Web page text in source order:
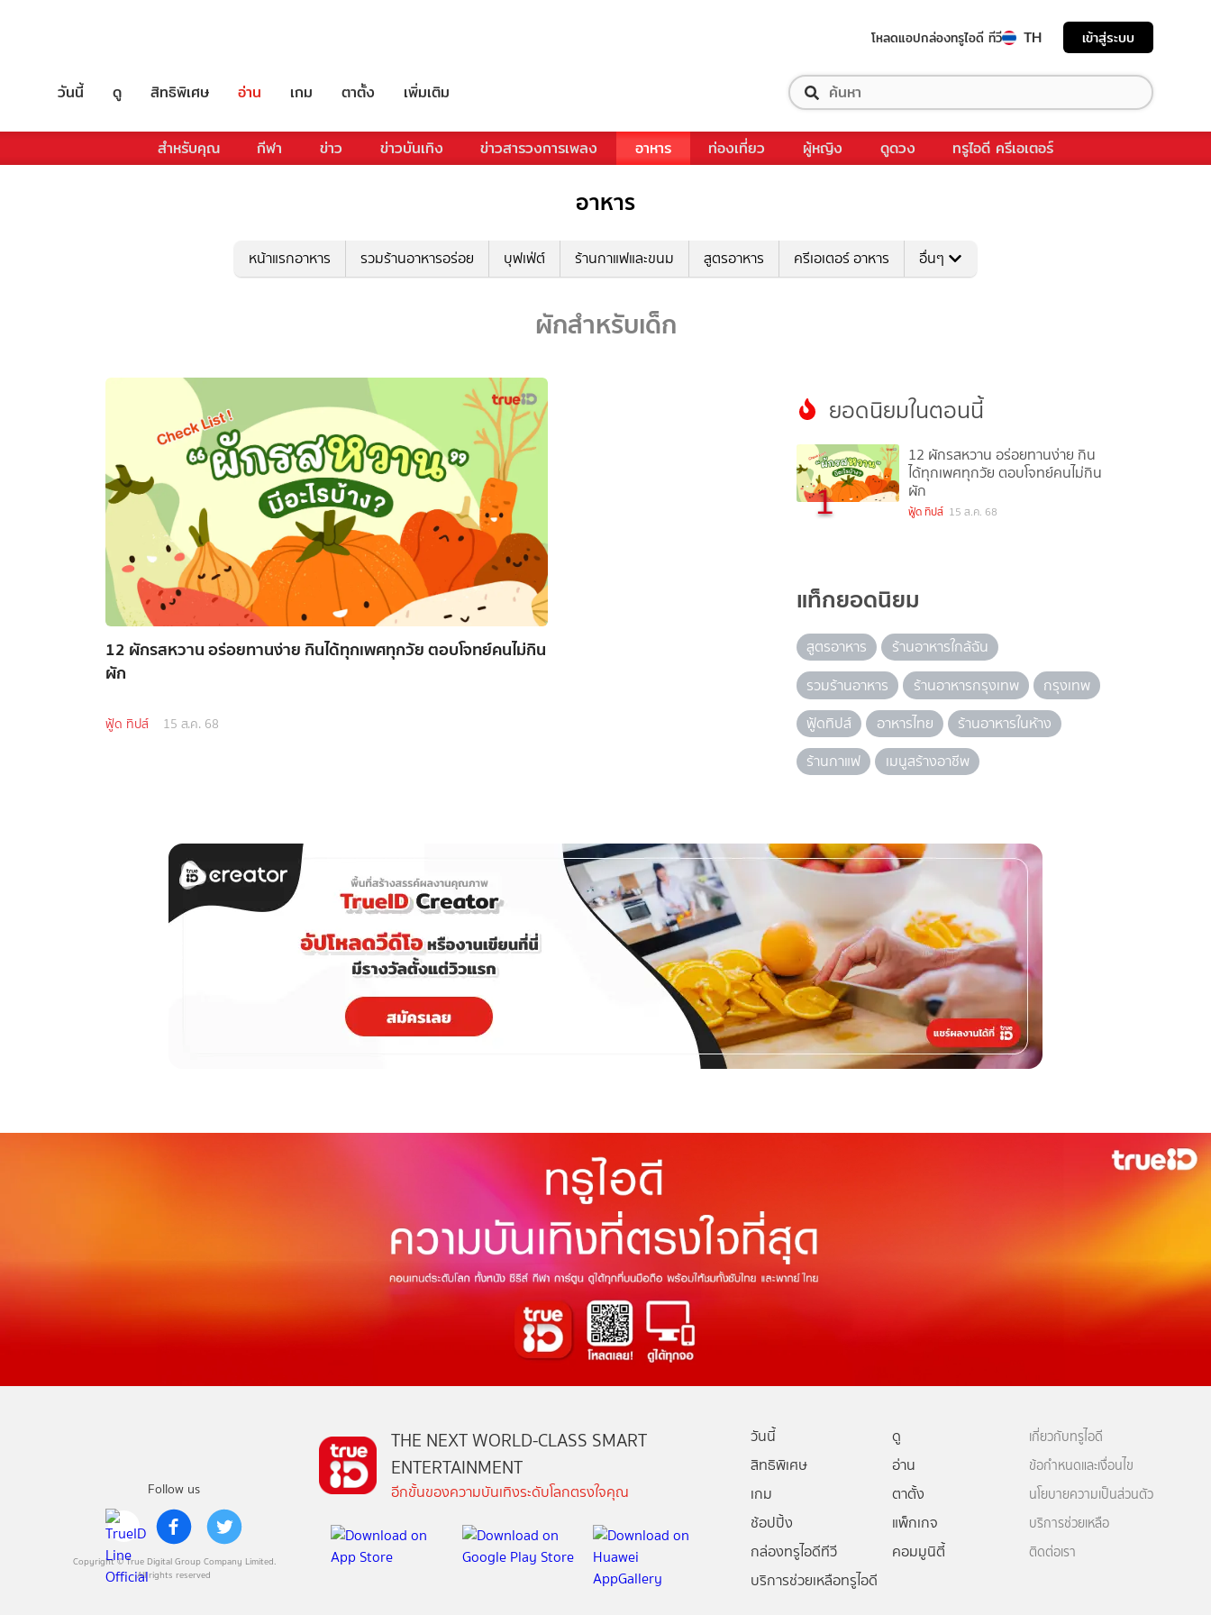
โหลดแอปกล่องทรูไอดี ทีวี TH เข้าสู่ระบบ
วันนี้ ดู สิทธิพิเศษ อ่าน เกม ตาตั้ง เพิ่มเติม
สำหรับคุณ กีฬา ข่าว ข่าวบันเทิง ข่าวสารวงการเพลง อาหาร ท่องเที่ยว ผู้หญิง ดูดวง ทรูไอดี ครีเอเตอร์
อาหาร
หน้าแรกอาหาร รวมร้านอาหารอร่อย บุฟเฟ่ต์ ร้านกาแฟและขนม สูตรอาหาร ครีเอเตอร์ อาหาร อื่นๆ
ผักสำหรับเด็ก
12 ผักรสหวาน อร่อยทานง่าย กินได้ทุกเพศทุกวัย ตอบโจทย์คนไม่กิน
ผัก
ฟู้ด ทิปส์ 15 ส.ค. 68
ยอดนิยมในตอนนี้
1
12 ผักรสหวาน อร่อยทานง่าย กิน
ได้ทุกเพศทุกวัย ตอบโจทย์คนไม่กิน
ผัก
ฟู้ด ทิปส์ 15 ส.ค. 68
แท็กยอดนิยม
สูตรอาหาร
ร้านอาหารใกล้ฉัน
รวมร้านอาหาร
ร้านอาหารกรุงเทพ
กรุงเทพ
ฟู้ดทิปส์
อาหารไทย
ร้านอาหารในห้าง
ร้านกาแฟ
เมนูสร้างอาชีพ
Follow us
Copyright © True Digital Group Company Limited.
All rights reserved
THE NEXT WORLD-CLASS SMART
ENTERTAINMENT
อีกขั้นของความบันเทิงระดับโลกตรงใจคุณ
วันนี้
ดู
สิทธิพิเศษ
อ่าน
เกม
ตาตั้ง
ช้อปปิ้ง
แพ็กเกจ
กล่องทรูไอดีทีวี
คอมมูนิตี้
บริการช่วยเหลือทรูไอดี
เกี่ยวกับทรูไอดี
ข้อกำหนดและเงื่อนไข
นโยบายความเป็นส่วนตัว
บริการช่วยเหลือ
ติดต่อเรา